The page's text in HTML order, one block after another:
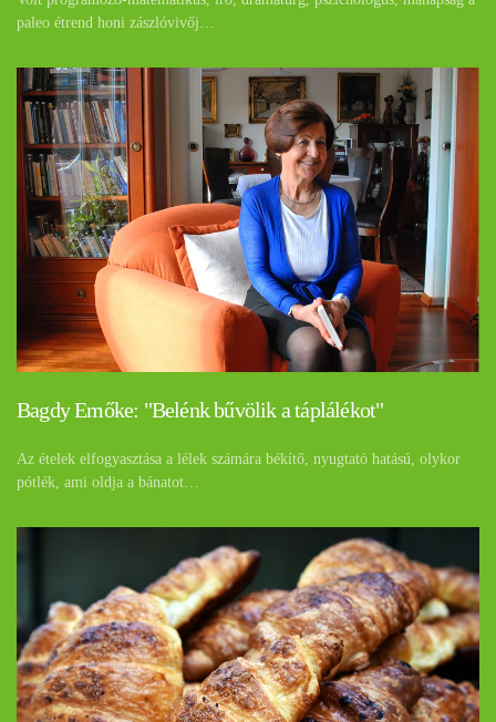
paleo étrend honi zászlóvivőj…
Bagdy Emőke: "Belénk bűvölik a táplálékot"
Az ételek elfogyasztása a lélek számára békítő, nyugtató hatású, olykor
pótlék, ami oldja a bánatot…